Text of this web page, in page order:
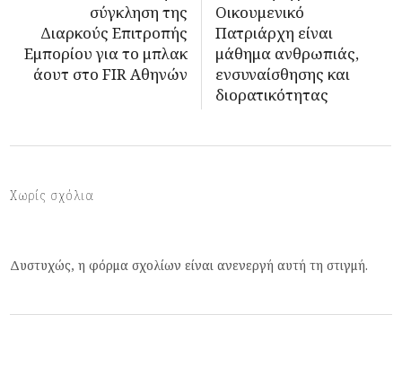
σύγκληση της
Διαρκούς Επιτροπής
Εμπορίου για το μπλακ
άουτ στο FIR Αθηνών
Οικουμενικό
Πατριάρχη είναι
μάθημα ανθρωπιάς,
ενσυναίσθησης και
διορατικότητας
Χωρίς σχόλια
Δυστυχώς, η φόρμα σχολίων είναι ανενεργή αυτή τη στιγμή.